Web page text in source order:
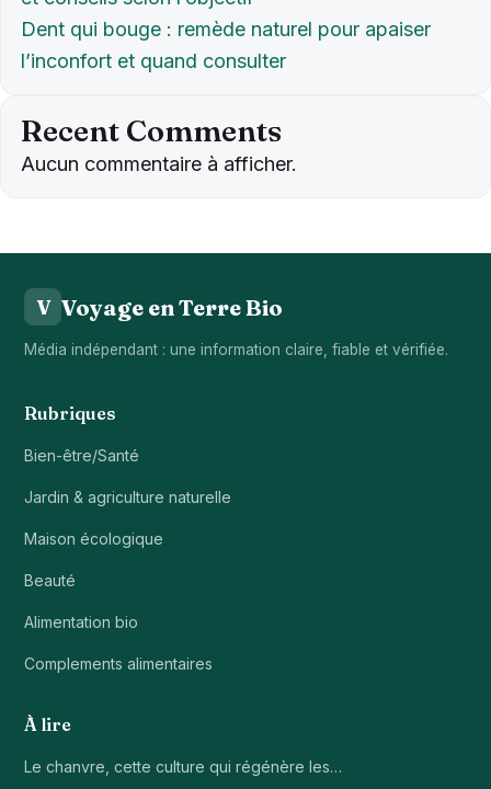
Dent qui bouge : remède naturel pour apaiser
l’inconfort et quand consulter
Recent Comments
Aucun commentaire à afficher.
V Voyage en Terre Bio
Média indépendant : une information claire, fiable et vérifiée.
Rubriques
Bien-être/Santé
Jardin & agriculture naturelle
Maison écologique
Beauté
Alimentation bio
Complements alimentaires
À lire
Le chanvre, cette culture qui régénère les…